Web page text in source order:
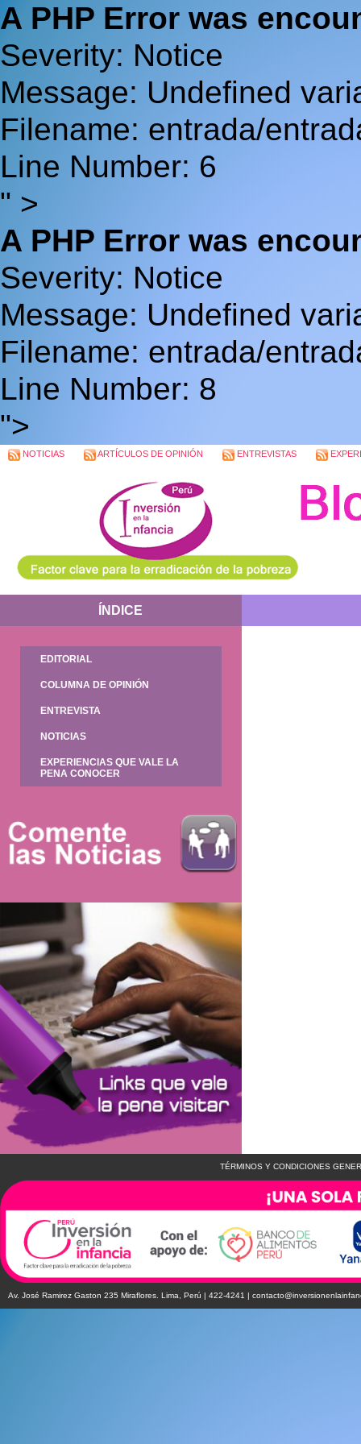
A PHP Error was
Severity: Notice
Message: Undefined
Filename: entrada/
Line Number: 6
" >
A PHP Error was
Severity: Notice
Message: Undefined
Filename: entrada/
Line Number: 8
">
NOTICIAS ARTÍCULOS DE OPINIÓN ENTREVISTAS
ÍNDICE
EDITORIAL
COLUMNA DE OPINIÓN
ENTREVISTA
NOTICIAS
EXPERIENCIAS QUE VALE LA
PENA CONOCER
TÉRMINOS Y CONDICIONES
Av. José Ramirez Gaston 235 Miraflores. Lima, Perú | 422-4241 |